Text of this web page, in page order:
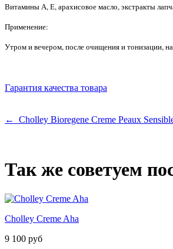
Витамины А, Е, арахисовое масло, экстракты
Применение:
Утром и вечером, после очищения и тонизации,
Гарантия качества товара
← Cholley Bioregene Creme Peaux
Так же советуем
Cholley Creme Aha
9 100 руб